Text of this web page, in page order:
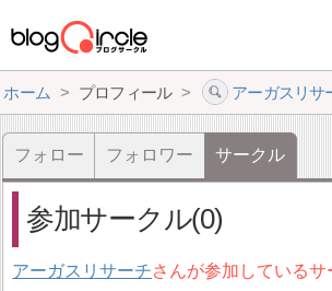
ホーム プロフィール アーガスリサ
フォロー フォロワー サークル
参加サークル(0)
アーガスリサーチさんが参加しているサ